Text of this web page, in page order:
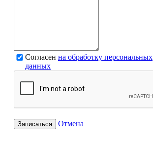
Согласен на обработку персональных
данных
Записаться Отмена